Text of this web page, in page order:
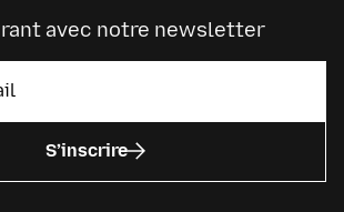
avec notre newsletter
S’inscrire